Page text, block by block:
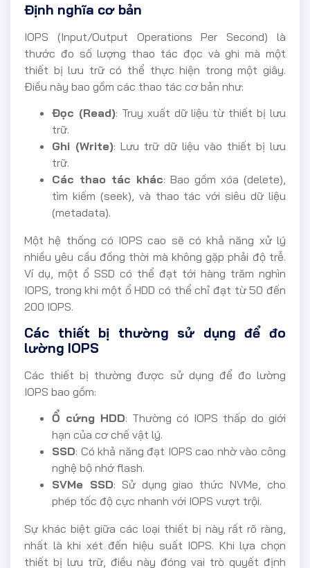
Định nghĩa cơ bản
IOPS (Input/Output Operations Per Second) là
thước đo số lượng thao tác đọc và ghi mà một
thiết bị lưu trữ có thể thực hiện trong một giây.
Điều này bao gồm các thao tác cơ bản như:
Đọc (Read): Truy xuất dữ liệu từ thiết bị lưu
trữ.
Ghi (Write): Lưu trữ dữ liệu vào thiết bị lưu
trữ.
Các thao tác khác: Bao gồm xóa (delete),
tìm kiếm (seek), và thao tác với siêu dữ liệu
(metadata).
Một hệ thống có IOPS cao sẽ có khả năng xử lý
nhiều yêu cầu đồng thời mà không gặp phải độ trễ.
Ví dụ, một ổ SSD có thể đạt tới hàng trăm nghìn
IOPS, trong khi một ổ HDD có thể chỉ đạt từ 50 đến
200 IOPS.
Các thiết bị thường sử dụng để đo
lường IOPS
Các thiết bị thường được sử dụng để đo lường
IOPS bao gồm:
Ổ cứng HDD: Thường có IOPS thấp do giới
hạn của cơ chế vật lý.
SSD: Có khả năng đạt IOPS cao nhờ vào công
nghệ bộ nhớ flash.
SVMe SSD: Sử dụng giao thức NVMe, cho
phép tốc độ cực nhanh với IOPS vượt trội.
Sự khác biệt giữa các loại thiết bị này rất rõ ràng,
nhất là khi xét đến hiệu suất IOPS. Khi lựa chọn
thiết bị lưu trữ, điều này đóng vai trò quyết định